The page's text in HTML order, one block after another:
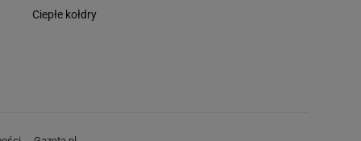
Ciepłe kołdry